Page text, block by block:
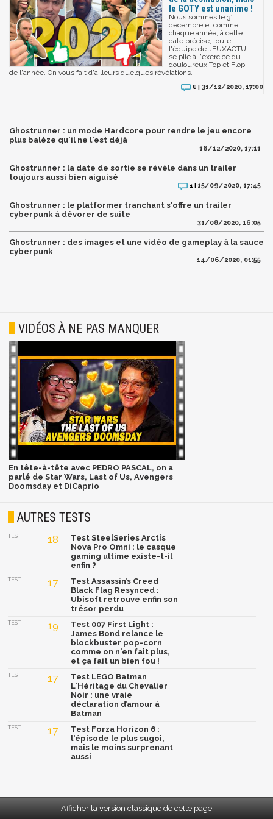
le GOTY est unanime !
Nous sommes le 31
décembre et comme
chaque année, à cette
date précise, toute
l'équipe de JEUXACTU
se plie à l'exercice du
douloureux Top et Flop
de l'année. On vous fait d'ailleurs quelques révélations.
8 | 31/12/2020, 17:00
Ghostrunner : un mode Hardcore pour rendre le jeu encore
plus balèze qu'il ne l'est déjà
16/12/2020, 17:11
Ghostrunner : la date de sortie se révèle dans un trailer
toujours aussi bien aiguisé
1 |15/09/2020, 17:45
Ghostrunner : le platformer tranchant s'offre un trailer
cyberpunk à dévorer de suite
31/08/2020, 16:05
Ghostrunner : des images et une vidéo de gameplay à la sauce
cyberpunk
14/06/2020, 01:55
VIDÉOS À NE PAS MANQUER
En tête-à-tête avec PEDRO PASCAL, on a
parlé de Star Wars, Last of Us, Avengers
Doomsday et DiCaprio
AUTRES TESTS
TEST 18
Test SteelSeries Arctis
Nova Pro Omni : le casque
gaming ultime existe-t-il
enfin ?
TEST 17
Test Assassin’s Creed
Black Flag Resynced :
Ubisoft retrouve enfin son
trésor perdu
TEST 19
Test 007 First Light :
James Bond relance le
blockbuster pop-corn
comme on n'en fait plus,
et ça fait un bien fou !
TEST 17
Test LEGO Batman
L'Héritage du Chevalier
Noir : une vraie
déclaration d’amour à
Batman
TEST 17
Test Forza Horizon 6 :
l'épisode le plus sugoi,
mais le moins surprenant
aussi
Afficher la version classique de cette page